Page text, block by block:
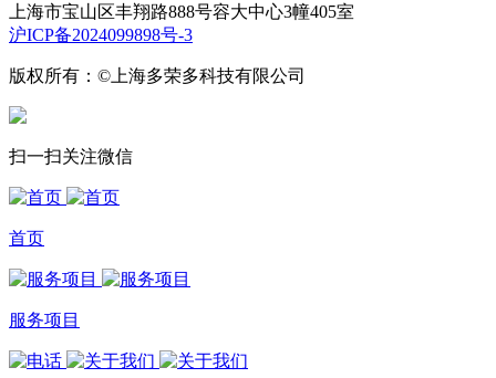
上海市宝山区丰翔路888号容大中心3幢405室
沪ICP备2024099898号-3
版权所有：©上海多荣多科技有限公司
扫一扫关注微信
首页
服务项目